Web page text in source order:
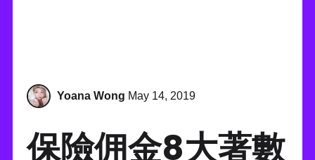
Yoana Wong May 14, 2019
保險佣金8大著數